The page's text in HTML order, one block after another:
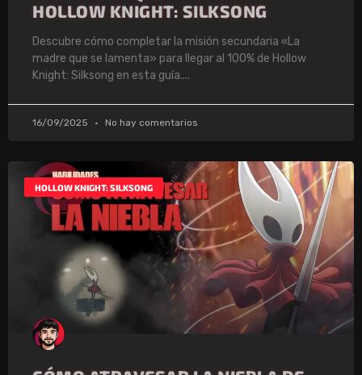
HOLLOW KNIGHT: SILKSONG
Descubre cómo completar la misión secundaria «La
madre que se lamenta» para llegar al 100% de Hollow
Knight: Silksong en esta guía.
16/09/2025 No hay comentarios
HOLLOW KNIGHT: SILKSONG